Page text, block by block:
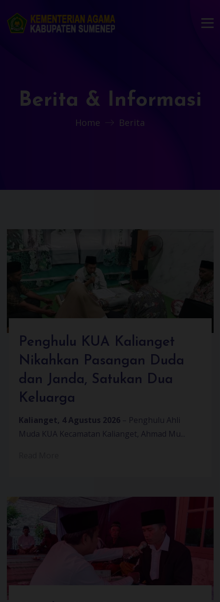
Berita & Informasi
Home Berita
Penghulu KUA Kalianget
Nikahkan Pasangan Duda
dan Janda, Satukan Dua
Keluarga
Kalianget, 4 Agustus 2026 – Penghulu Ahli
Muda KUA Kecamatan Kalianget, Ahmad Mu...